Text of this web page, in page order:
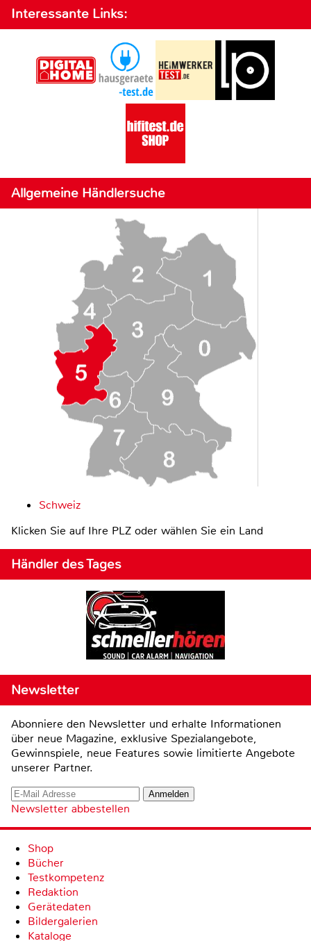
Interessante Links:
Allgemeine Händlersuche
Schweiz
Klicken Sie auf Ihre PLZ oder wählen Sie ein Land
Händler des Tages
Newsletter
Abonniere den Newsletter und erhalte Informationen
über neue Magazine, exklusive Spezialangebote,
Gewinnspiele, neue Features sowie limitierte Angebote
unserer Partner.
Newsletter abbestellen
Shop
Bücher
Testkompetenz
Redaktion
Gerätedaten
Bildergalerien
Kataloge